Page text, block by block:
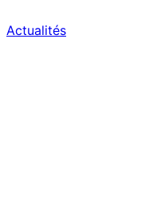
Actualités